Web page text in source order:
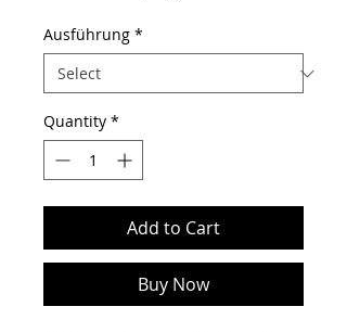
Ausführung *
Quantity *
Add to Cart
Buy Now